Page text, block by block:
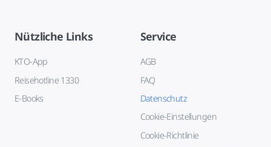
Nützliche Links
KTO-App
Reisehotline 1330
E-Books
Service
AGB
FAQ
Datenschutz
Cookie-Einstellungen
Cookie-Richtlinie